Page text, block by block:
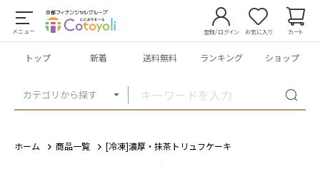
メニュー
カテゴリから探す
登録/ログイン お気に入り カート
トップ 新着 送料無料 ランキング ショップ
ホーム 商品一覧 [冷凍]濃厚・抹茶トリュフケーキ